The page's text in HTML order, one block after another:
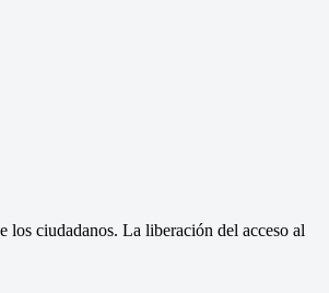
los ciudadanos. La liberación del acceso al